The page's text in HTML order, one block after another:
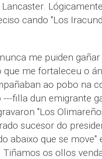
cando "Los
me puiden
que me fortaleceu o
ao pobo na
filla dun emigrante
"Los
sucesor do
abaixo que se
os ollos